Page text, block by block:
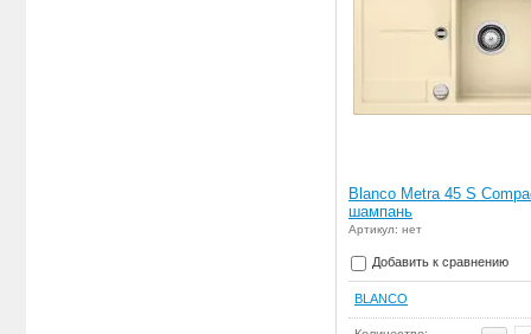
Blanco Metra 45 S
шампань
Артикул: нет
Добавить к сравнению
BLANCO